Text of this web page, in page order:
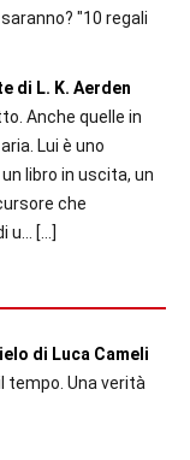
"10 regali
di L. K. Aerden
Anche quelle in
Lui è uno
libro in uscita, un
che
[…]
di Luca Cameli
tempo. Una verità